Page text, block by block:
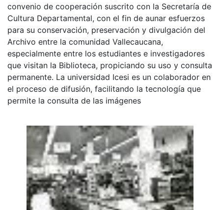
convenio de cooperación suscrito con la Secretaría de
Cultura Departamental, con el fin de aunar esfuerzos
para su conservación, preservación y divulgación del
Archivo entre la comunidad Vallecaucana,
especialmente entre los estudiantes e investigadores
que visitan la Biblioteca, propiciando su uso y consulta
permanente. La universidad Icesi es un colaborador en
el proceso de difusión, facilitando la tecnología que
permite la consulta de las imágenes